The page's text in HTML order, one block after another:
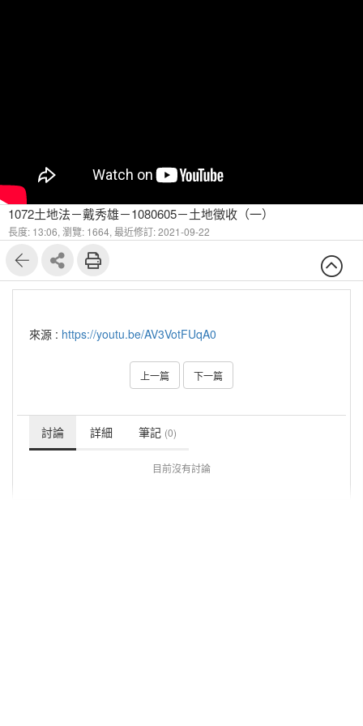
1072土地法－戴秀雄－1080605－土地徵收（一）
長度: 13:06, 瀏覽: 1664, 最近修訂: 2021-09-22
來源 : https://youtu.be/AV3VotFUqA0
上一篇 下一篇
討論 詳細 筆記 (0)
目前沒有討論